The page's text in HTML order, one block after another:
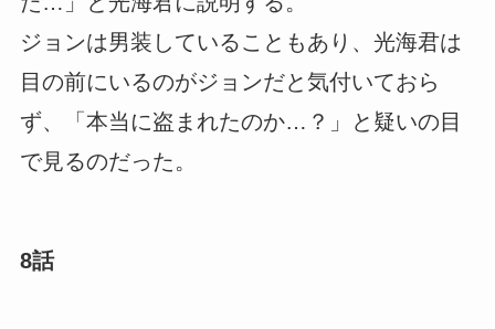
ジョンは男装していることもあり、光海君は
目の前にいるのがジョンだと気付いておら
ず、「本当に盗まれたのか…？」と疑いの目
で見るのだった。
8話